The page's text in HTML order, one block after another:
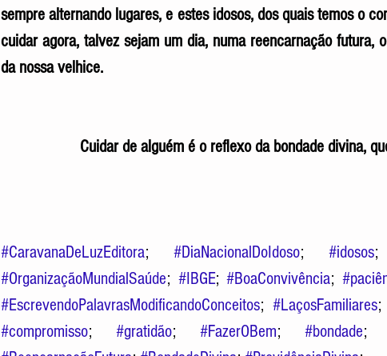
sempre alternando lugares, e estes idosos, dos quais temos o
cuidar agora, talvez sejam um dia, numa reencarnação futura,
da nossa velhice.
Cuidar de alguém é o reflexo da bondade divina,
#CaravanaDeLuzEditora; #DiaNacionalDoIdoso; #idosos
#OrganizaçãoMundialSaúde; #IBGE; #BoaConvivência;
#EscrevendoPalavrasModificandoConceitos; #LaçosFamiliares
#compromisso; #gratidão; #FazerOBem; #bondade;